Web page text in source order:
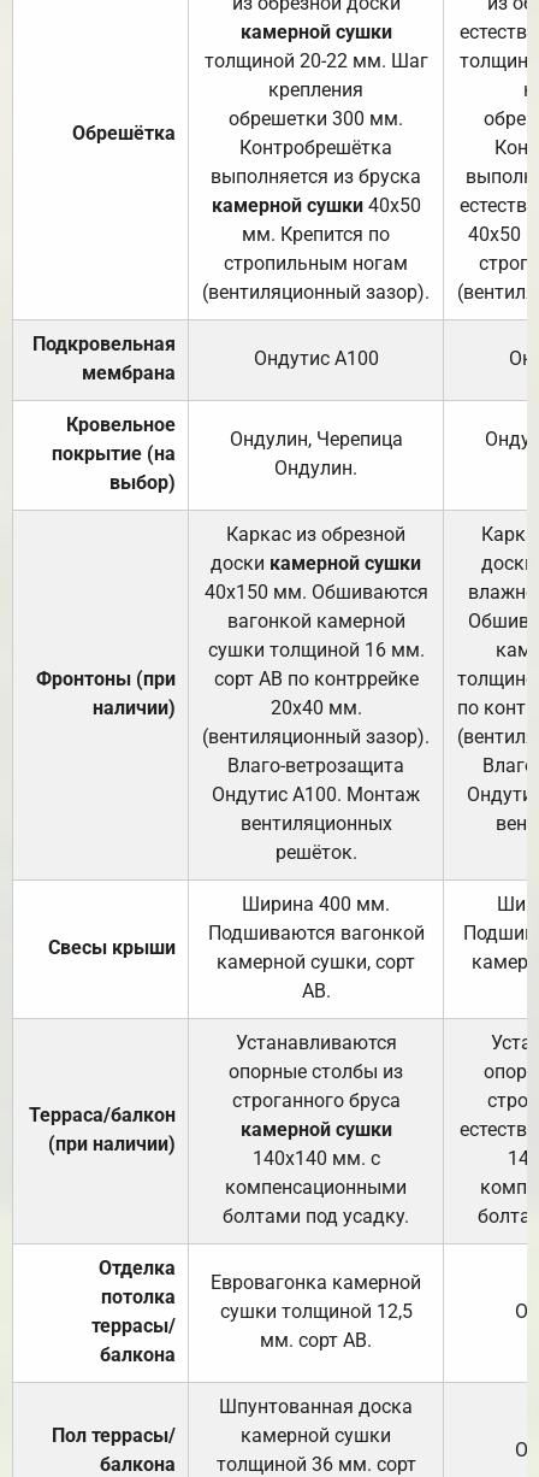
Обрешётка
камерной сушки
толщиной 20-22 мм. Шаг
крепления
обрешетки 300 мм.
Контробрешётка
выполняется из бруска
камерной сушки40х50
мм. Крепится по
стропильным ногам
(вентиляционный зазор).
40х50
Подкровельная
мембрана
Ондутис А100
Кровельное
покрытие (на
выбор)
Ондулин, Черепица
Ондулин.
Фронтоны (при
наличии)
Каркас из обрезной
доски камерной сушки
40х150 мм. Обшиваются
вагонкой камерной
сушки толщиной 16 мм.
сорт АВ по контррейке
20х40 мм.
(вентиляционный зазор).
Влаго-ветрозащита
Ондутис А100. Монтаж
вентиляционных
решёток.
доски
по
Свесы крыши
Ширина 400 мм.
Подшиваются вагонкой
камерной сушки, сорт
АВ.
Терраса/балкон
(при наличии)
Устанавливаются
опорные столбы из
строганного бруса
камерной сушки
140х140 мм. с
компенсационными
болтами под усадку.
Отделка
потолка
террасы/
балкона
Евровагонка камерной
сушки толщиной 12,5
мм. сорт АВ.
Пол террасы/
балкона
Шпунтованная доска
камерной сушки
толщиной 36 мм. сорт